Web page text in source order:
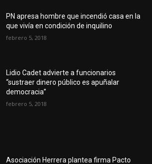
PN apresa hombre que incendió casa en la
que vivía en condición de inquilino
febrero 5, 2018
Lidio Cadet advierte a funcionarios
“sustraer dinero público es apuñalar
democracia”
febrero 5, 2018
Asociación Herrera plantea firma Pacto